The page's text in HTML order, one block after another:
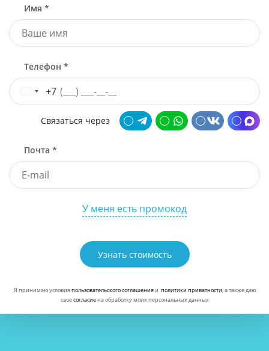
Имя *
Телефон *
+7
Связаться через
Почта *
У меня есть промокод
Узнать стоимость
Я принимаю условияпользовательского соглашенияи политики приватности, а также даю
своесогласиена обработку моих персональных данных